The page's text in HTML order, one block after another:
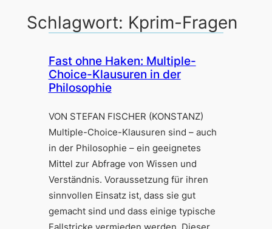
Schlagwort: Kprim-Fragen
Fast ohne Haken: Multiple-
Choice-Klausuren in der
Philosophie
VON STEFAN FISCHER (KONSTANZ)
Multiple-Choice-Klausuren sind – auch
in der Philosophie – ein geeignetes
Mittel zur Abfrage von Wissen und
Verständnis. Voraussetzung für ihren
sinnvollen Einsatz ist, dass sie gut
gemacht sind und dass einige typische